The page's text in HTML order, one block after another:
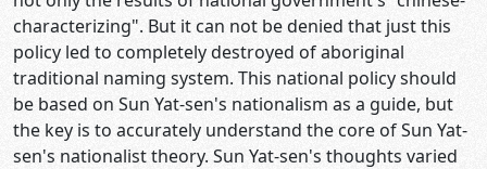
characterizing". But it can not be denied that just this
policy led to completely destroyed of aboriginal
traditional naming system. This national policy should
be based on Sun Yat-sen's nationalism as a guide, but
the key is to accurately understand the core of Sun Yat-
sen's nationalist theory. Sun Yat-sen's thoughts varied